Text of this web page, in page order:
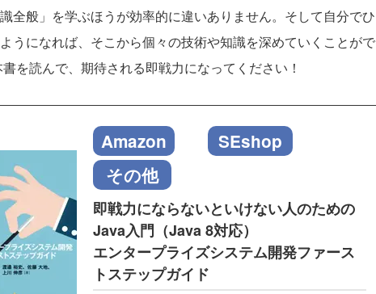
全般」を学ぶほうが効率的に違いありません。そして自分でひ
うになれば、そこから個々の技術や知識を深めていくことがで
を読んで、期待される即戦力になってください！
Amazon
SEshop
その他
即戦力にならないといけない人のための
Java入門（Java 8対応）
エンタープライズシステム開発ファース
トステップガイド